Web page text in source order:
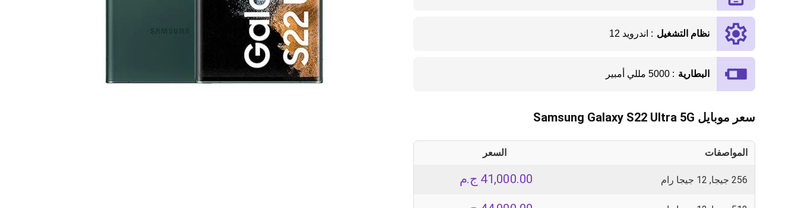
نظام التشغيل : اندرويد 12
البطارية : 5000 مللي أمبير
سعر موبايل Samsung Galaxy S22 Ultra 5G
المواصفات السعر
256 جيجا, 12 جيجا رام ج.م 41,000.00